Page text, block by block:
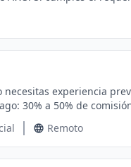
📝 Requisitos: · Persona
Remoto